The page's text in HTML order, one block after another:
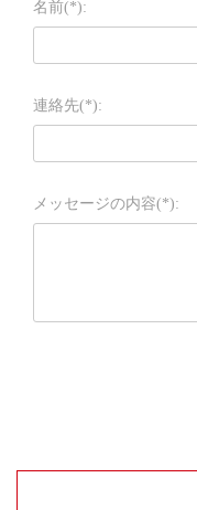
名前(*):
連絡先(*):
メッセージの内容(*):